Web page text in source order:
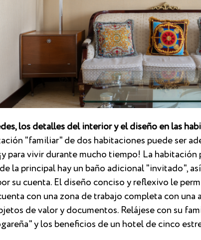
los detalles del interior y el diseño en las
"familiar" de dos habitaciones puede ser
para vivir durante mucho tiempo! La
la principal hay un baño adicional "invitado",
su cuenta. El diseño conciso y reflexivo le
con una zona de trabajo completa con una
de valor y documentos. Relájese con su
y los beneficios de un hotel de cinco